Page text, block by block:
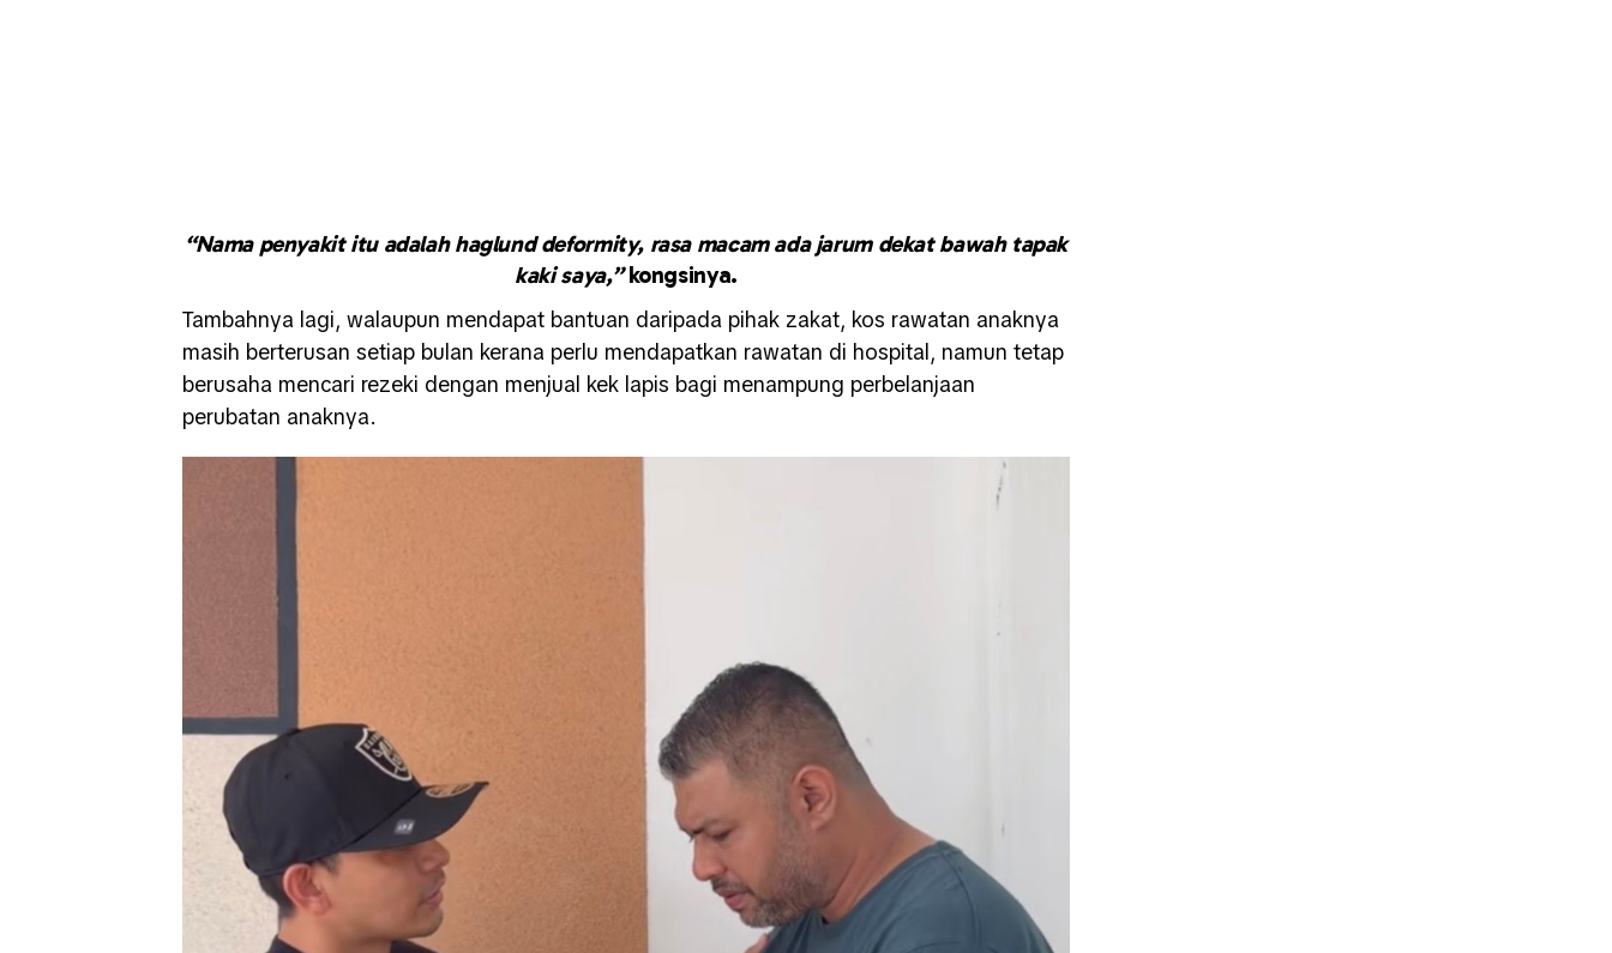
“Nama penyakit itu adalah haglund deformity, rasa macam ada jarum dekat bawah tapak
kaki saya,”kongsinya.
Tambahnya lagi, walaupun mendapat bantuan daripada pihak zakat, kos rawatan anaknya
masih berterusan setiap bulan kerana perlu mendapatkan rawatan di hospital, namun tetap
berusaha mencari rezeki dengan menjual kek lapis bagi menampung perbelanjaan
perubatan anaknya.